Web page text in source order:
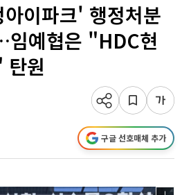
이파크' 행정처분
예협은 "HDC현
탄원
구글 선호매체 추가